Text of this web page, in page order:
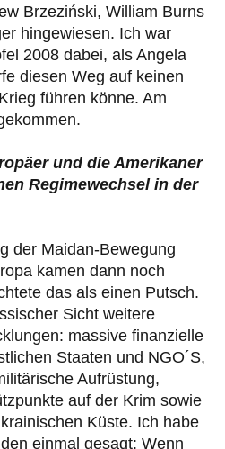
Brzeziński, William Burns
hingewiesen. Ich war
2008 dabei, als Angela
diesen Weg auf keinen
führen könne. Am
und die Amerikaner
Regimewechsel in der
der Maidan-Bewegung
kamen dann noch
das als einen Putsch.
Sicht weitere
massive finanzielle
Staaten und NGO´S,
Aufrüstung,
auf der Krim sowie
Küste. Ich habe
einmal gesagt: Wenn